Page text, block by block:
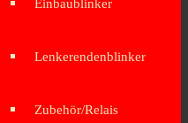
Einbaublinker
Lenkerendenblinker
Zubehör/Relais